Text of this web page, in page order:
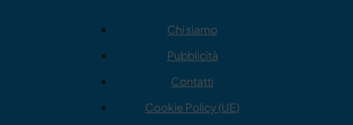
Chi siamo
Pubblicità
Contatti
Cookie Policy (UE)